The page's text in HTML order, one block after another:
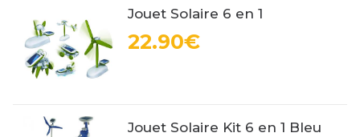
Jouet Solaire 6 en 1
22.90€
Jouet Solaire Kit 6 en 1 Bleu